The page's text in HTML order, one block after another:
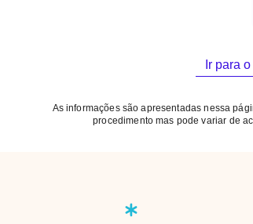
Ir para
As informações são apresentadas nessa
procedimento mas pode variar de